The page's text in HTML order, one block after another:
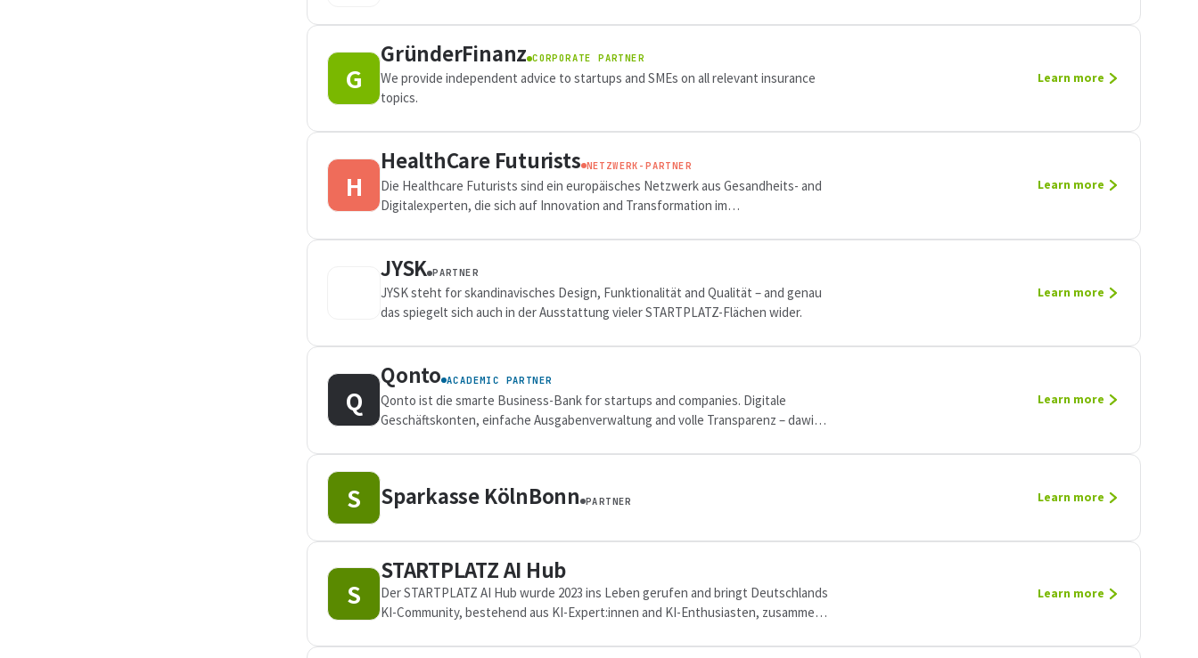
G
GründerFinanz CORPORATE PARTNER
We provide independent advice to startups and SMEs on all relevant insurance
topics.
Learn more
H
HealthCare Futurists NETZWERK-PARTNER
Die Healthcare Futurists sind ein europäisches Netzwerk aus Gesandheits- and
Digitalexperten, die sich auf Innovation and Transformation im
Learn more
JYSK PARTNER
JYSK steht for skandinavisches Design, Funktionalität and Qualität – and genau
das spiegelt sich auch in der Ausstattung vieler STARTPLATZ-Flächen wider.
Learn more
Q
Qonto ACADEMIC PARTNER
Qonto ist die smarte Business-Bank for startups and companies. Digitale
Geschäftskonten, einfache Ausgabenverwaltung and volle Transparenz – dawith
Learn more
S Sparkasse KölnBonn PARTNER Learn more
S
STARTPLATZ AI Hub
Der STARTPLATZ AI Hub wurde 2023 ins Leben gerufen and bringt Deutschlands
KI-Community, bestehend aus KI-Expert:innen and KI-Enthusiasten, zusammen
Learn more